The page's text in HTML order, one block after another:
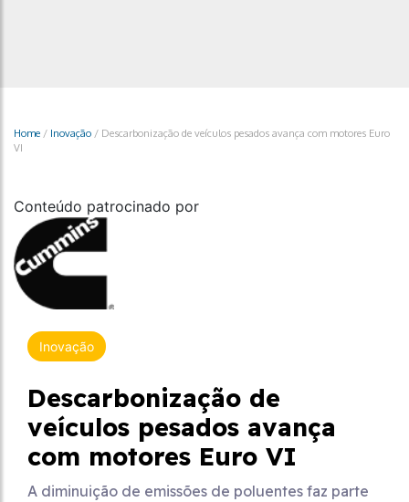
Home / Inovação / Descarbonização de veículos pesados avança com motores Euro
VI
Conteúdo patrocinado por
Inovação
Descarbonização de
veículos pesados avança
com motores Euro VI
A diminuição de emissões de poluentes faz parte